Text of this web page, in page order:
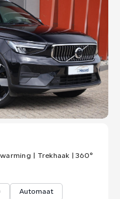
| Trekhaak | 360°
Automaat